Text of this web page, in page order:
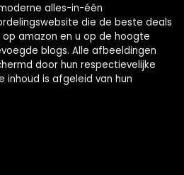
alles-in-één
die de beste deals
amazon en u op de hoogte
blogs. Alle afbeeldingen
door hun respectievelijke
inhoud is afgeleid van hun